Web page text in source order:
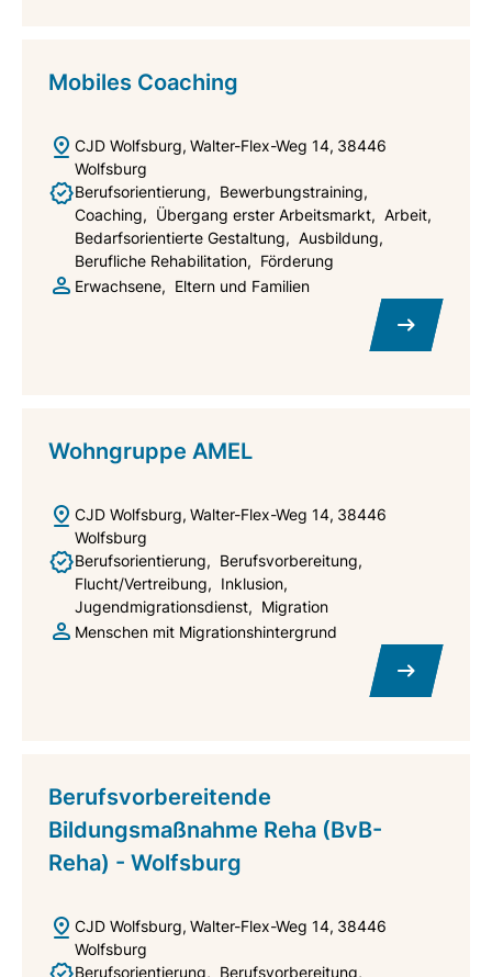
Mobiles Coaching
CJD Wolfsburg Walter-Flex-Weg 14 38446
Wolfsburg
Berufsorientierung
Bewerbungstraining
Coaching
Übergang erster Arbeitsmarkt
Arbeit
Bedarfsorientierte Gestaltung
Ausbildung
Berufliche Rehabilitation
Förderung
Erwachsene
Eltern und Familien
Wohngruppe AMEL
CJD Wolfsburg Walter-Flex-Weg 14 38446
Wolfsburg
Berufsorientierung
Berufsvorbereitung
Flucht/Vertreibung
Inklusion
Jugendmigrationsdienst
Migration
Menschen mit Migrationshintergrund
Berufsvorbereitende
Bildungsmaßnahme Reha (BvB-
Reha) - Wolfsburg
CJD Wolfsburg Walter-Flex-Weg 14 38446
Wolfsburg
Berufsorientierung
Berufsvorbereitung